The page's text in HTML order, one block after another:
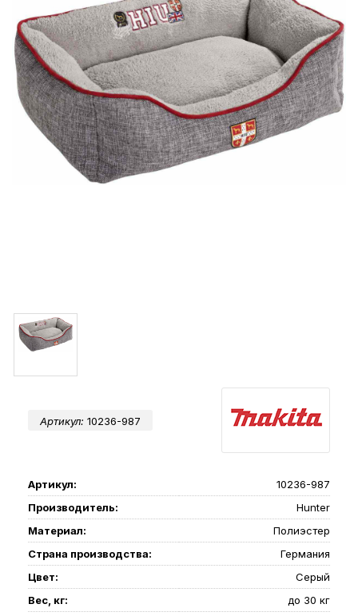
Артикул: 10236-987
Артикул:
10236-987
Производитель:
Hunter
Материал:
Полиэстер
Страна производства:
Германия
Цвет:
Серый
Вес, кг:
до 30 кг